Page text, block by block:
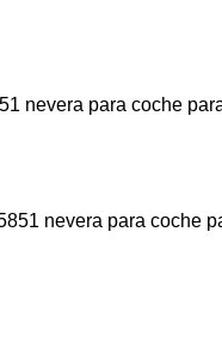
nevera para coche